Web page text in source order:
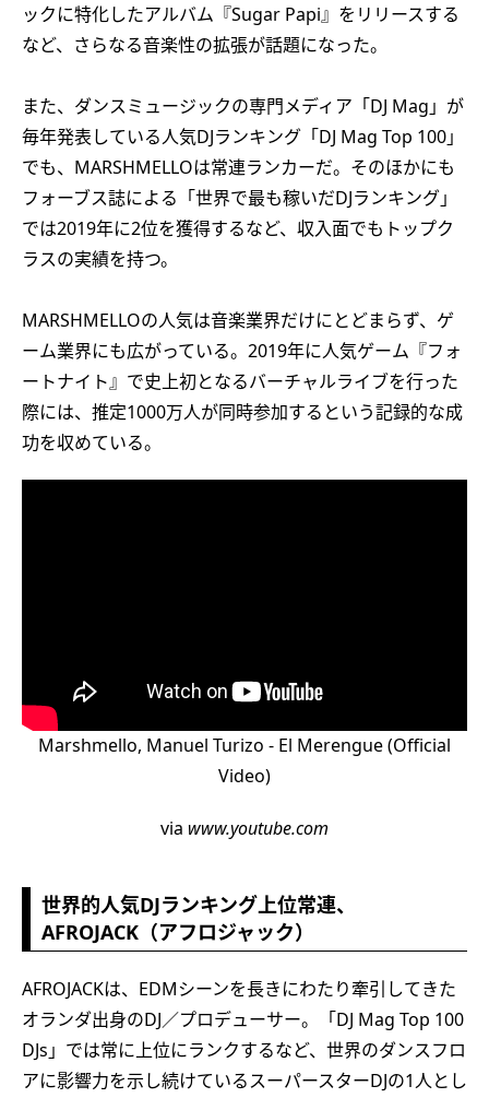
ックに特化したアルバム『Sugar Papi』をリリースする
など、さらなる音楽性の拡張が話題になった。
また、ダンスミュージックの専門メディア「DJ Mag」が
毎年発表している人気DJランキング「DJ Mag Top 100」
でも、MARSHMELLOは常連ランカーだ。そのほかにも
フォーブス誌による「世界で最も稼いだDJランキング」
では2019年に2位を獲得するなど、収入面でもトップク
ラスの実績を持つ。
MARSHMELLOの人気は音楽業界だけにとどまらず、ゲ
ーム業界にも広がっている。2019年に人気ゲーム『フォ
ートナイト』で史上初となるバーチャルライブを行った
際には、推定1000万人が同時参加するという記録的な成
功を収めている。
Marshmello, Manuel Turizo - El Merengue (Official
Video)
via www.youtube.com
世界的人気DJランキング上位常連、
AFROJACK（アフロジャック）
AFROJACKは、EDMシーンを長きにわたり牽引してきた
オランダ出身のDJ／プロデューサー。「DJ Mag Top 100
DJs」では常に上位にランクするなど、世界のダンスフロ
アに影響力を示し続けているスーパースターDJの1人とし